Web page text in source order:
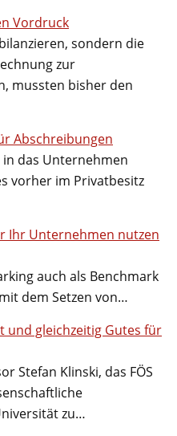
Vordruck
sondern die
zur
mussten bisher den
Abschreibungen
das Unternehmen
vorher im Privatbesitz
Ihr Unternehmen nutzen
auch als Benchmark
dem Setzen von…
und gleichzeitig Gutes für
Stefan Klinski, das FÖS
zu…